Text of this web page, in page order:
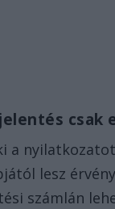
csak
a
lesz
számlán